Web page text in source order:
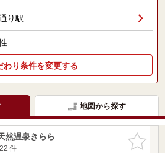
り駅
わり条件を変更する
地図から探す
お気に入
りに追加
然温泉きらら
件